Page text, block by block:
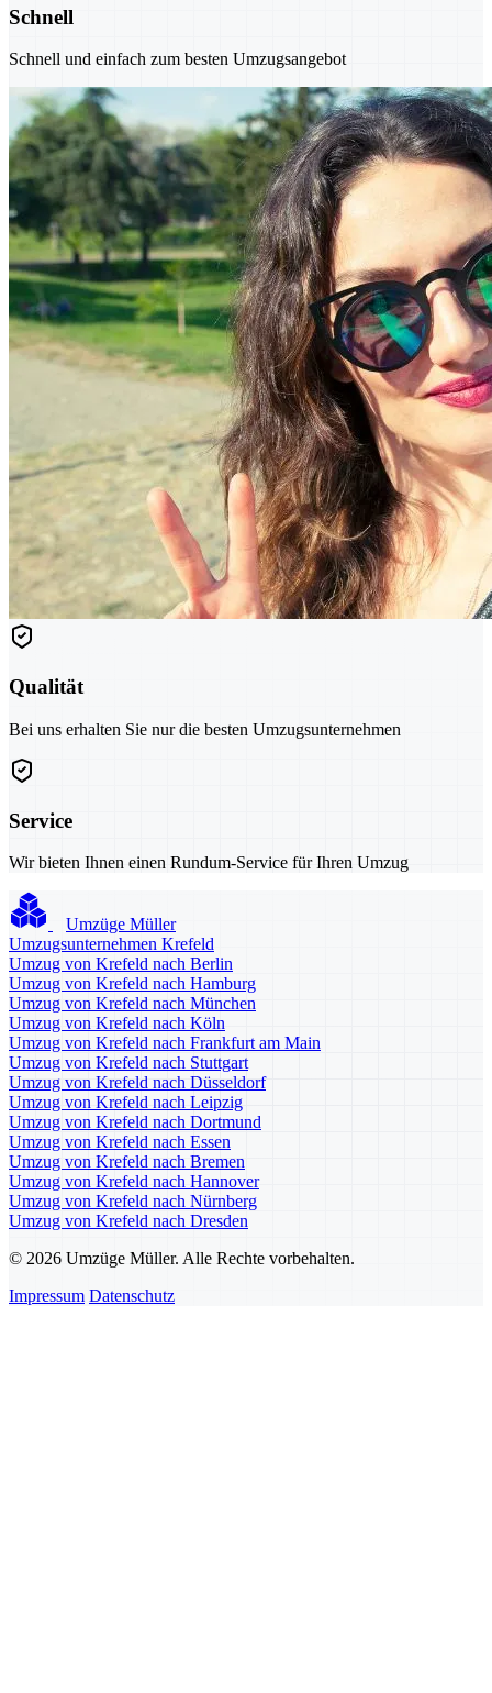
Schnell
Schnell und einfach zum besten Umzugsangebot
Qualität
Bei uns erhalten Sie nur die besten Umzugsunternehmen
Service
Wir bieten Ihnen einen Rundum-Service für Ihren Umzug
Umzüge Müller
Umzugsunternehmen Krefeld
Umzug von Krefeld nach Berlin
Umzug von Krefeld nach Hamburg
Umzug von Krefeld nach München
Umzug von Krefeld nach Köln
Umzug von Krefeld nach Frankfurt am Main
Umzug von Krefeld nach Stuttgart
Umzug von Krefeld nach Düsseldorf
Umzug von Krefeld nach Leipzig
Umzug von Krefeld nach Dortmund
Umzug von Krefeld nach Essen
Umzug von Krefeld nach Bremen
Umzug von Krefeld nach Hannover
Umzug von Krefeld nach Nürnberg
Umzug von Krefeld nach Dresden
© 2026 Umzüge Müller. Alle Rechte vorbehalten.
Impressum Datenschutz